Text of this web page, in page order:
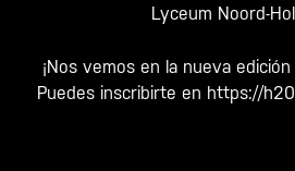
Lyceum Noord-
¡Nos vemos en la nueva
Puedes inscribirte en https://